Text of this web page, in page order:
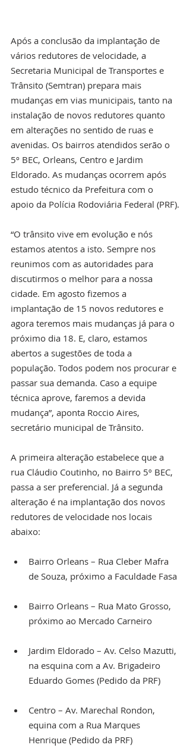
Após a conclusão da implantação de
vários redutores de velocidade, a
Secretaria Municipal de Transportes e
Trânsito (Semtran) prepara mais
mudanças em vias municipais, tanto na
instalação de novos redutores quanto
em alterações no sentido de ruas e
avenidas. Os bairros atendidos serão o
5º BEC, Orleans, Centro e Jardim
Eldorado. As mudanças ocorrem após
estudo técnico da Prefeitura com o
apoio da Polícia Rodoviária Federal (PRF).
“O trânsito vive em evolução e nós
estamos atentos a isto. Sempre nos
reunimos com as autoridades para
discutirmos o melhor para a nossa
cidade. Em agosto fizemos a
implantação de 15 novos redutores e
agora teremos mais mudanças já para o
próximo dia 18. E, claro, estamos
abertos a sugestões de toda a
população. Todos podem nos procurar e
passar sua demanda. Caso a equipe
técnica aprove, faremos a devida
mudança”, aponta Roccio Aires,
secretário municipal de Trânsito.
A primeira alteração estabelece que a
rua Cláudio Coutinho, no Bairro 5º BEC,
passa a ser preferencial. Já a segunda
alteração é na implantação dos novos
redutores de velocidade nos locais
abaixo:
Bairro Orleans – Rua Cleber Mafra
de Souza, próximo a Faculdade Fasa
Bairro Orleans – Rua Mato Grosso,
próximo ao Mercado Carneiro
Jardim Eldorado – Av. Celso Mazutti,
na esquina com a Av. Brigadeiro
Eduardo Gomes (Pedido da PRF)
Centro – Av. Marechal Rondon,
equina com a Rua Marques
Henrique (Pedido da PRF)